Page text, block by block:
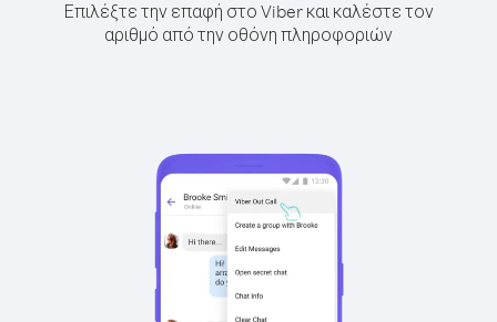
Επιλέξτε την επαφή στο Viber και καλέστε τον
αριθμό από την οθόνη πληροφοριών